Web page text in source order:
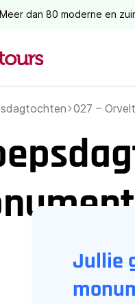
Meer dan 80 moderne en
027 –
Jullie